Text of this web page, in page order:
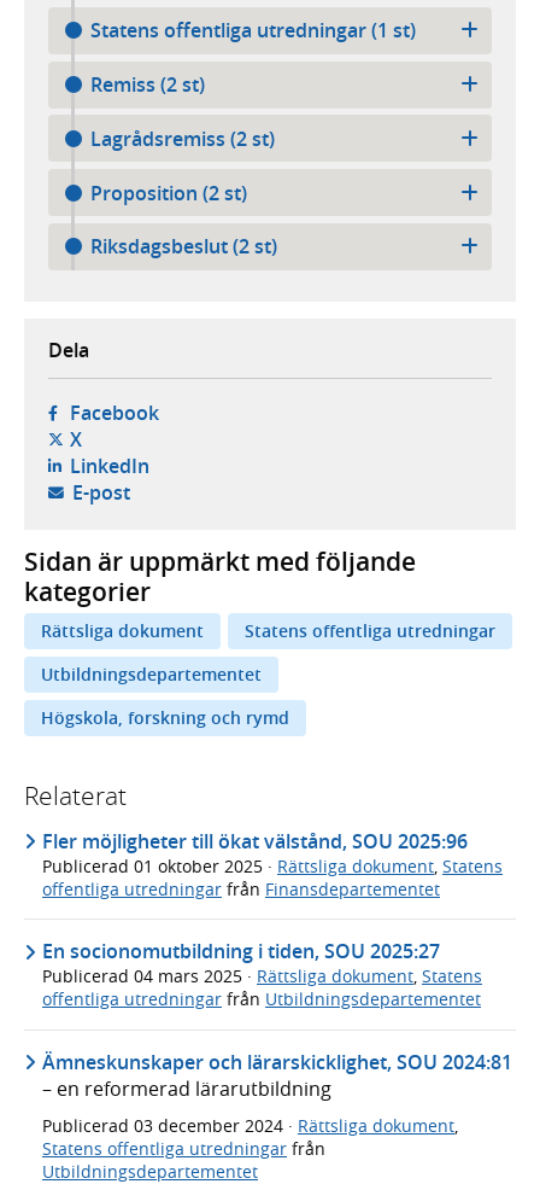
Statens offentliga utredningar (1 st)
Remiss (2 st)
Lagrådsremiss (2 st)
Proposition (2 st)
Riksdagsbeslut (2 st)
Dela
Facebook- öppnas i ny flik, extern webbplats,
X- öppnas i ny flik, extern webbplats,
LinkedIn- öppnas i ny flik, extern webbplats,
E-post- öppnar din e-postklient,
Sidan är uppmärkt med följande
kategorier
Rättsliga dokument
Statens offentliga utredningar
Utbildningsdepartementet
Högskola, forskning och rymd
Relaterat
Fler möjligheter till ökat välstånd, SOU 2025:96
Publicerad 01 oktober 2025 · Rättsliga dokument Statens
offentliga utredningar från Finansdepartementet
En socionomutbildning i tiden, SOU 2025:27
Publicerad 04 mars 2025 · Rättsliga dokument, Statens
offentliga utredningar från Utbildningsdepartementet
Ämneskunskaper och lärarskicklighet, SOU 2024:81
– en reformerad lärarutbildning
Publicerad 03 december 2024 · Rättsliga dokument,
Statens offentliga utredningar från
Utbildningsdepartementet